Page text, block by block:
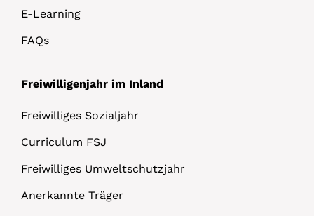
E-Learning
FAQs
Freiwilligenjahr im Inland
Freiwilliges Sozialjahr
Curriculum FSJ
Freiwilliges Umweltschutzjahr
Anerkannte Träger